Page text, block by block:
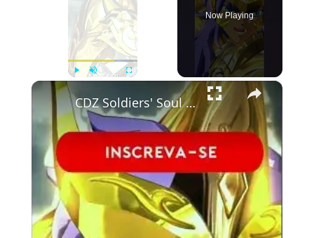
Now Playing
×
CDZ Soldiers' Soul - A armadura divina de Escorpião - #saintseiya #gaming #games #cdz #anime